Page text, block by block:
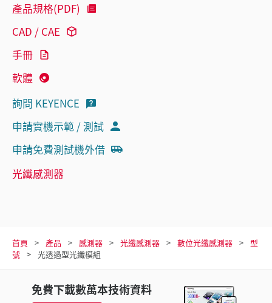
產品規格(PDF)
CAD / CAE
手冊
軟體
詢問 KEYENCE
申請實機示範 / 測試
申請免費測試機外借
光纖感測器
首頁 產品 感測器 光纖感測器 數位光纖感測器
型
號
光透過型光纖模組
免費下載數萬本技術資料